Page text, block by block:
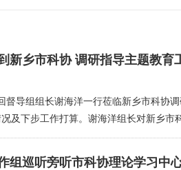
新乡市科协 调研指导主题教育
导组组长谢海洋一行莅临新乡市科协
及下步工作打算。谢海洋组长对新乡市
组巡听旁听市科协理论学习中